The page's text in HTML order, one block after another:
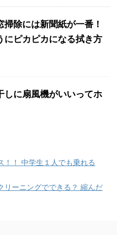
掃除には新聞紙が一番！
にピカピカになる拭き方
しに扇風機がいいってホ
！！ 中学生１人でも乗れる
リーニングでできる？ 縮んだ